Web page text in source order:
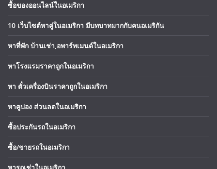
ซื้อของออนไลน์ในอเมริกา
10 เว็บไซต์หาคู่ในอเมริกา มีบทบาทมากกับคนอเมริกัน
หาที่พัก บ้านเช่า,อพาร์ทเมนต์ในอเมริกา
หาโรงแรมราคาถูกในอเมริกา
หา ตั๋วเครื่องบินราคาถูกในอเมริกา
หาคูปอง ส่วนลดในอเมริกา
ซื้อประกันรถในอเมริกา
ซื้อ/ขายรถในอเมริกา